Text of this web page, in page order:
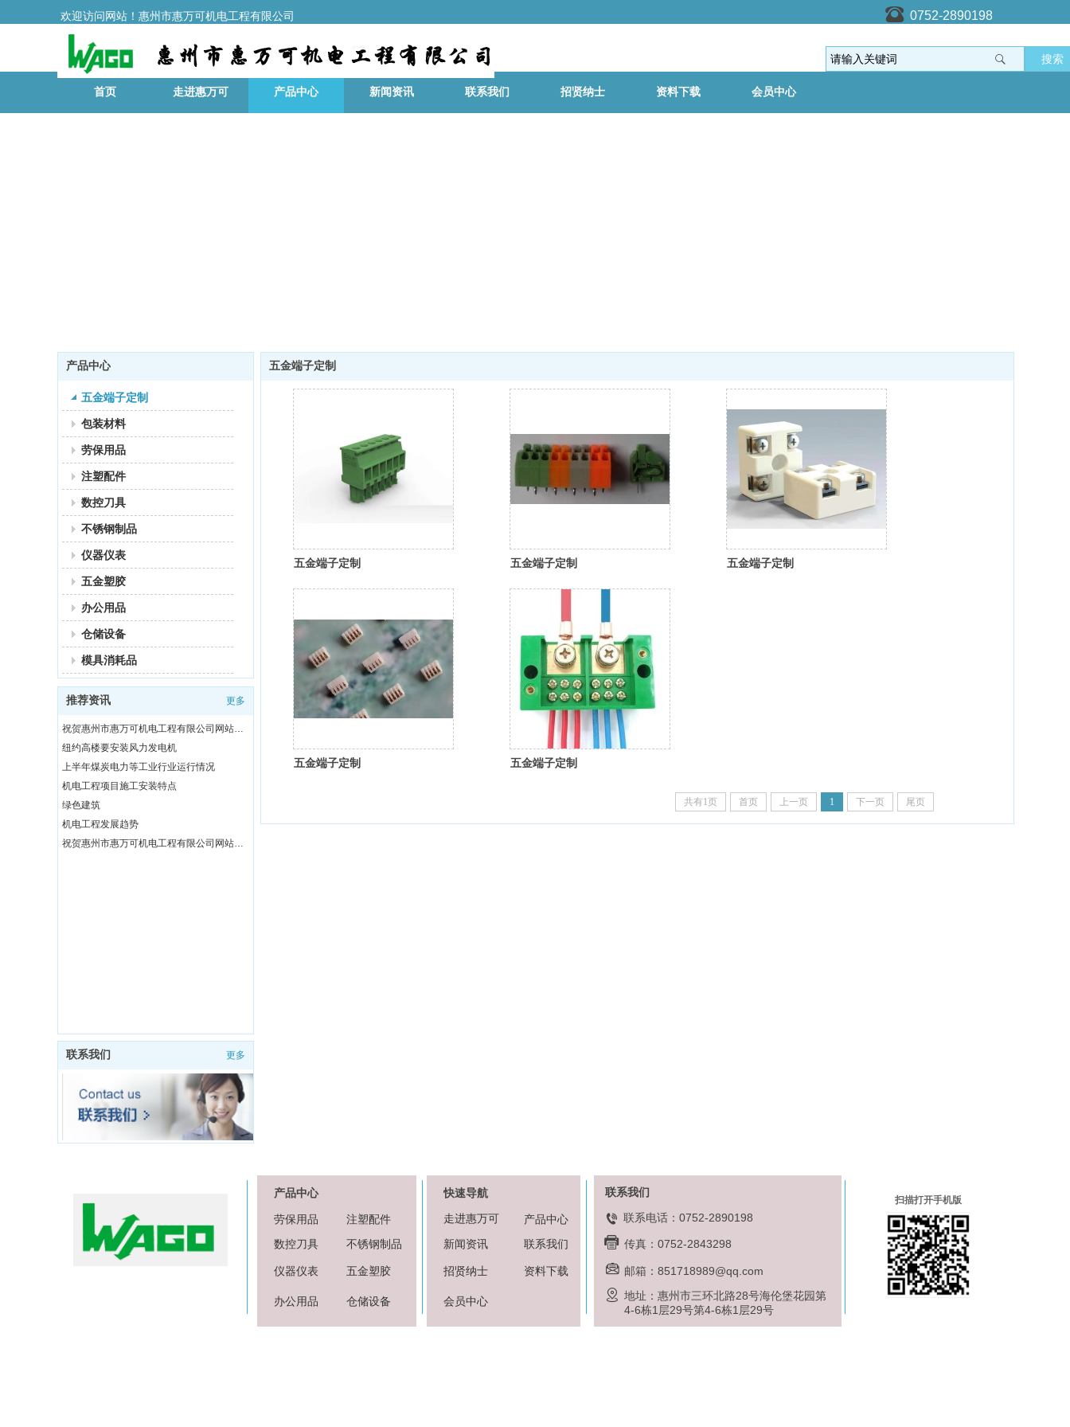
欢迎访问网站！惠州市惠万可机电工程有限公司 0752-2890198
搜索
首页 走进惠万可 产品中心 新闻资讯 联系我们 招贤纳士 资料下载 会员中心
产品中心
五金端子定制
包装材料
劳保用品
注塑配件
数控刀具
不锈钢制品
仪器仪表
五金塑胶
办公用品
仓储设备
模具消耗品
推荐资讯 更多
祝贺惠州市惠万可机电工程有限公司网站改版上线
纽约高楼要安装风力发电机
上半年煤炭电力等工业行业运行情况
机电工程项目施工安装特点
绿色建筑
机电工程发展趋势
祝贺惠州市惠万可机电工程有限公司网站改版上线
联系我们 更多
五金端子定制
五金端子定制 五金端子定制 五金端子定制
五金端子定制 五金端子定制
共有1页 首页 上一页 1 下一页 尾页
产品中心
劳保用品
注塑配件
数控刀具
不锈钢制品
仪器仪表 五金塑胶
办公用品 仓储设备
快速导航
走进惠万可
产品中心
新闻资讯
联系我们
招贤纳士 资料下载
会员中心
联系我们
联系电话：0752-2890198
传真：0752-2843298
邮箱 ：851718989@qq.com
地址：惠州市三环北路28号海伦堡花园第
4-6栋1层29号第4-6栋1层29号
扫描打开手机版